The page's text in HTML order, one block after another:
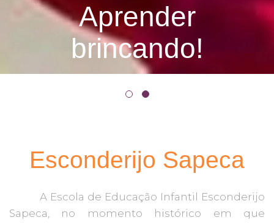
Aprender
brincando!
Esconderijo Sapeca
A Escola de Educação Infantil Esconderijo
Sapeca, no momento histórico em que